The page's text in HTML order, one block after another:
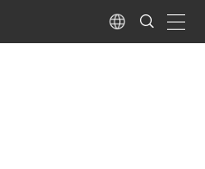
Language
Search
Submit